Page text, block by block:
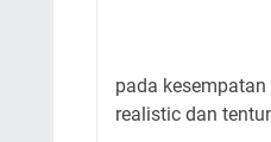
pada
realistic dan